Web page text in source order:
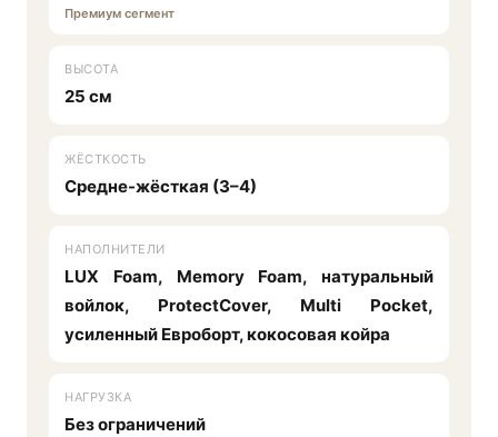
Премиум сегмент
ВЫСОТА
25 см
ЖЁСТКОСТЬ
Средне-жёсткая (3–4)
НАПОЛНИТЕЛИ
LUX Foam, Memory Foam, натуральный
войлок, ProtectCover, Multi Pocket,
усиленный Евроборт, кокосовая койра
НАГРУЗКА
Без ограничений